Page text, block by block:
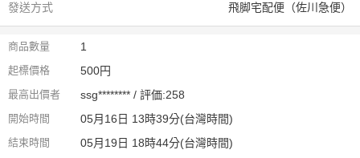
發送方式
飛脚宅配便（佐川急便）
商品數量 1
起標價格 500円
最高出價者 ssg******** / 評価:258
開始時間 05月16日 13時39分(台灣時間)
結束時間 05月19日 18時44分(台灣時間)